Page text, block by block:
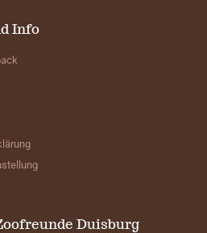
Info
Duisburg